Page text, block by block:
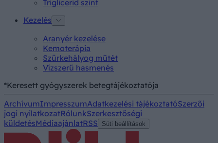
Triglicerid szint
Kezelés
Aranyér kezelése
Kemoterápia
Szürkehályog műtét
Vízszerű hasmenés
*Keresett gyógyszerek betegtájékoztatója
ArchívumImpresszumAdatkezelési tájékoztatóSzerzői
jogi nyilatkozatRólunkSzerkesztőségi
küldetésMédiaajánlatRSS Süti beállítások